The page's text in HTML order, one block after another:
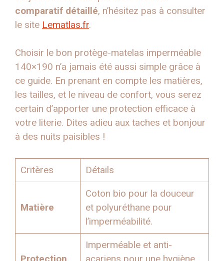
comparatif détaillé, n’hésitez pas à consulter
le site Lematlas.fr.
Choisir le bon protège-matelas imperméable
140×190 n’a jamais été aussi simple grâce à
ce guide. En prenant en compte les matières,
les tailles, et le niveau de confort, vous serez
certain d’apporter une protection efficace à
votre literie. Dites adieu aux taches et bonjour
à des nuits paisibles !
Critères Détails
Matière
Coton bio pour la douceur
et polyuréthane pour
l’imperméabilité.
Protection
Imperméable et anti-
acariens pour une hygiène